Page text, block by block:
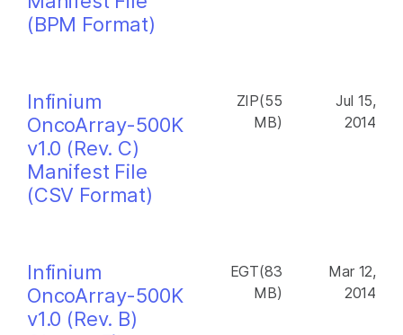
(BPM Format)
Infinium
OncoArray-500K
v1.0 (Rev. C)
Manifest File
(CSV Format)
ZIP(55
MB)
Jul 15,
2014
Infinium
OncoArray-500K
v1.0 (Rev. B)
EGT(83
MB)
Mar 12,
2014